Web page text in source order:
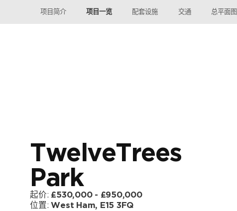
项目简介 项目一览 配套设施 交通 总平面图
TwelveTrees
Park
起价: £530,000 - £950,000
位置:West Ham, E15 3FQ
外观 CGI